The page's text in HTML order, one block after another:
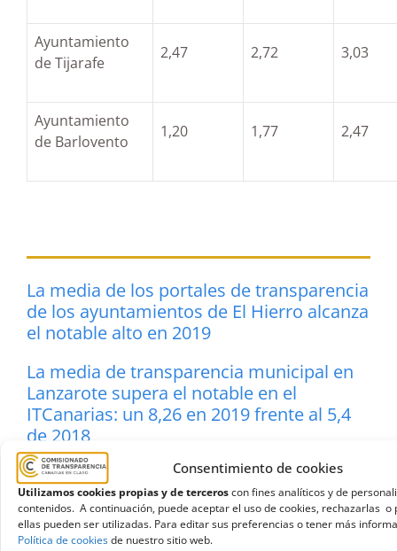
Consentimiento de cookies
Utilizamos cookies propias y de terceroscon fines analíticos y de
contenidos. A continuación, puede aceptar el uso de cookies, rechazarlas
ellas pueden ser utilizadas. Para editar sus preferencias o tener más
Política de cookiesde nuestro sitio web.
Ayuntamiento
de Tijarafe
2,47 2,72 3,03
Ayuntamiento
de Barlovento
1,20 1,77 2,47
La media de los portales de transparencia
de los ayuntamientos de El Hierro alcanza
el notable alto en 2019
La media de transparencia municipal en
Lanzarote supera el notable en el
ITCanarias: un 8,26 en 2019 frente al 5,4
de 2018
Los ayuntamientos de Fuerteventura
continúan arrastrando el suspenso en su
nota media del ITCanarias: un 3,94 en
2019